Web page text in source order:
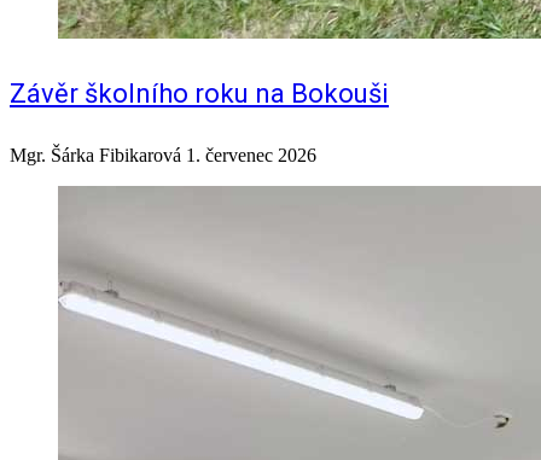
Závěr školního roku na Bokouši
Mgr. Šárka Fibikarová 1. červenec 2026